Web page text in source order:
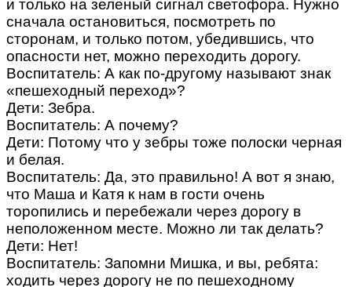
и только на зеленый сигнал светофора. Нужно
сначала остановиться, посмотреть по
сторонам, и только потом, убедившись, что
опасности нет, можно переходить дорогу.
Воспитатель: А как по-другому называют знак
«пешеходный переход»?
Дети: Зебра.
Воспитатель: А почему?
Дети: Потому что у зебры тоже полоски черная
и белая.
Воспитатель: Да, это правильно! А вот я знаю,
что Маша и Катя к нам в гости очень
торопились и перебежали через дорогу в
неположенном месте. Можно ли так делать?
Дети: Нет!
Воспитатель: Запомни Мишка, и вы, ребята:
ходить через дорогу не по пешеходному